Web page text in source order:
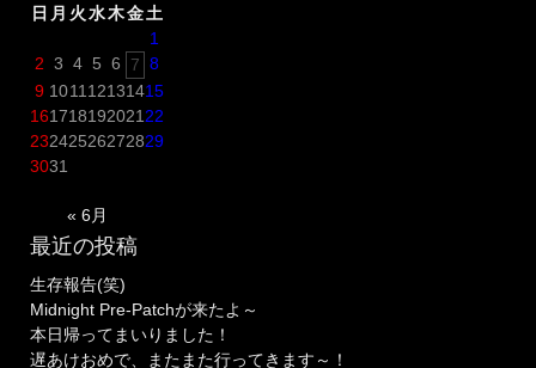
日 月 火水木金土
1
2 3 4 5 6 7 8
9 1011 12131415
161718192021 22
23242526272829
3031
« 6月
最近の投稿
生存報告(笑)
Midnight Pre-Patchが来たよ～
本日帰ってまいりました！
遅あけおめで、またまた行ってきます～！